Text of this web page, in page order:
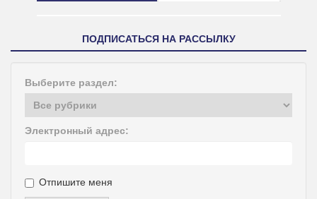
ПОДПИСАТЬСЯ НА РАССЫЛКУ
Выберите раздел:
Электронный адрес:
Отпишите меня